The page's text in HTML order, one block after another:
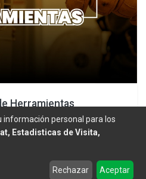
Herramientas
información personal para los
Estadisticas de Visita,
Rechazar Aceptar